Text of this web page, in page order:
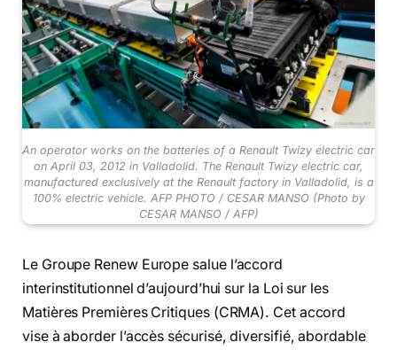
An operator works on the batteries of a Renault Twizy electric car
on April 03, 2012 in Valladolid. The Renault Twizy electric car,
manufactured exclusively at the Renault factory in Valladolid, is a
100% electric vehicle. AFP PHOTO / CESAR MANSO (Photo by
CESAR MANSO / AFP)
Le Groupe Renew Europe salue l’accord
interinstitutionnel d’aujourd’hui sur la Loi sur les
Matières Premières Critiques (CRMA). Cet accord
vise à aborder l’accès sécurisé, diversifié, abordable